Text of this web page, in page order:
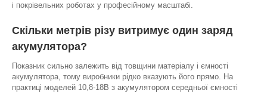
і покрівельних роботах у професійному масштабі.
Скільки метрів різу витримує один заряд
акумулятора?
Показник сильно залежить від товщини матеріалу і ємності
акумулятора, тому виробники рідко вказують його прямо. На
практиці моделей 10,8-18В з акумулятором середньої ємності